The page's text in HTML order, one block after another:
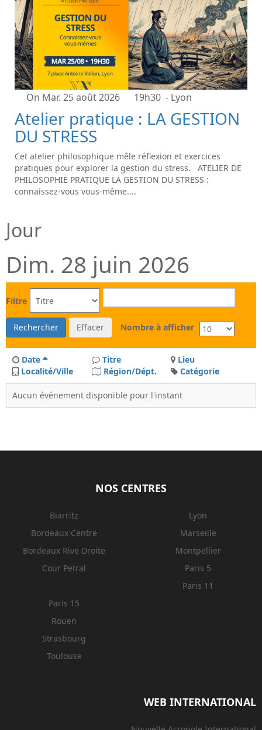
On Mar. 25 août 2026 19h30 - Lyon
Atelier pratique : LA GESTION
DU STRESS
Cet atelier philosophique mêle réflexion et exercices
pratiques pour explorer la gestion du stress. ATELIER DE
PHILOSOPHIE PRATIQUE LA GESTION DU STRESS :
connaissez-vous vous-même....
Jour
Dim. 28 juin 2026
Filtre
Rechercher Effacer Nombre à afficher
Date Titre
Lieu
Localité/Ville
Région/Dépt. Catégorie
Aucun événement disponible pour l'instant
NOS CENTRES
Biarritz
Bordeaux Centre
Bordeaux Rive Droite
Cour Petral
Lyon
Marseille
Montpellier
Paris 5
Paris 11
Paris 15
Rouen
Strasbourg
Toulouse
WEB INTERNATIONAL